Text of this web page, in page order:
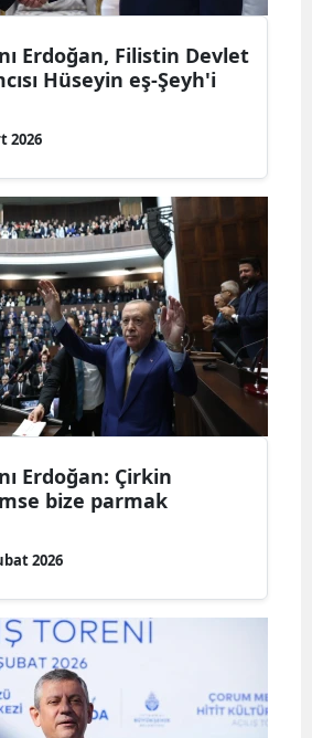
Erdoğan, Filistin Devlet
Hüseyin eş-Şeyh'i
2026
Erdoğan: Çirkin
bize parmak
2026